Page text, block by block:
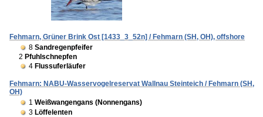
Fehmarn, Grüner Brink Ost [1433_3_52n] / Fehmarn (SH, OH), offshore
8 Sandregenpfeifer
2 Pfuhlschnepfen
4 Flussuferläufer
Fehmarn: NABU-Wasservogelreservat Wallnau Steinteich / Fehmarn (SH,
OH)
1 Weißwangengans (Nonnengans)
3 Löffelenten